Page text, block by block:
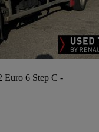
Euro 6 Step C -